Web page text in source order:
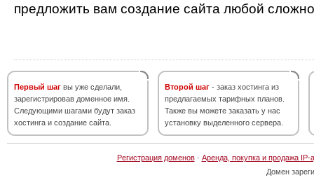
предложить вам создание сайта любой
Первый шаг вы уже сделали,
зарегистрировав доменное имя.
Следующими шагами будут заказ
хостинга и создание сайта.
Второй шаг - заказ хостинга из
предлагаемых тарифных планов.
Также вы можете заказать у нас
установку выделенного сервера.
Регистрация доменов· Аренда, покупка и продажа IP-
Домен